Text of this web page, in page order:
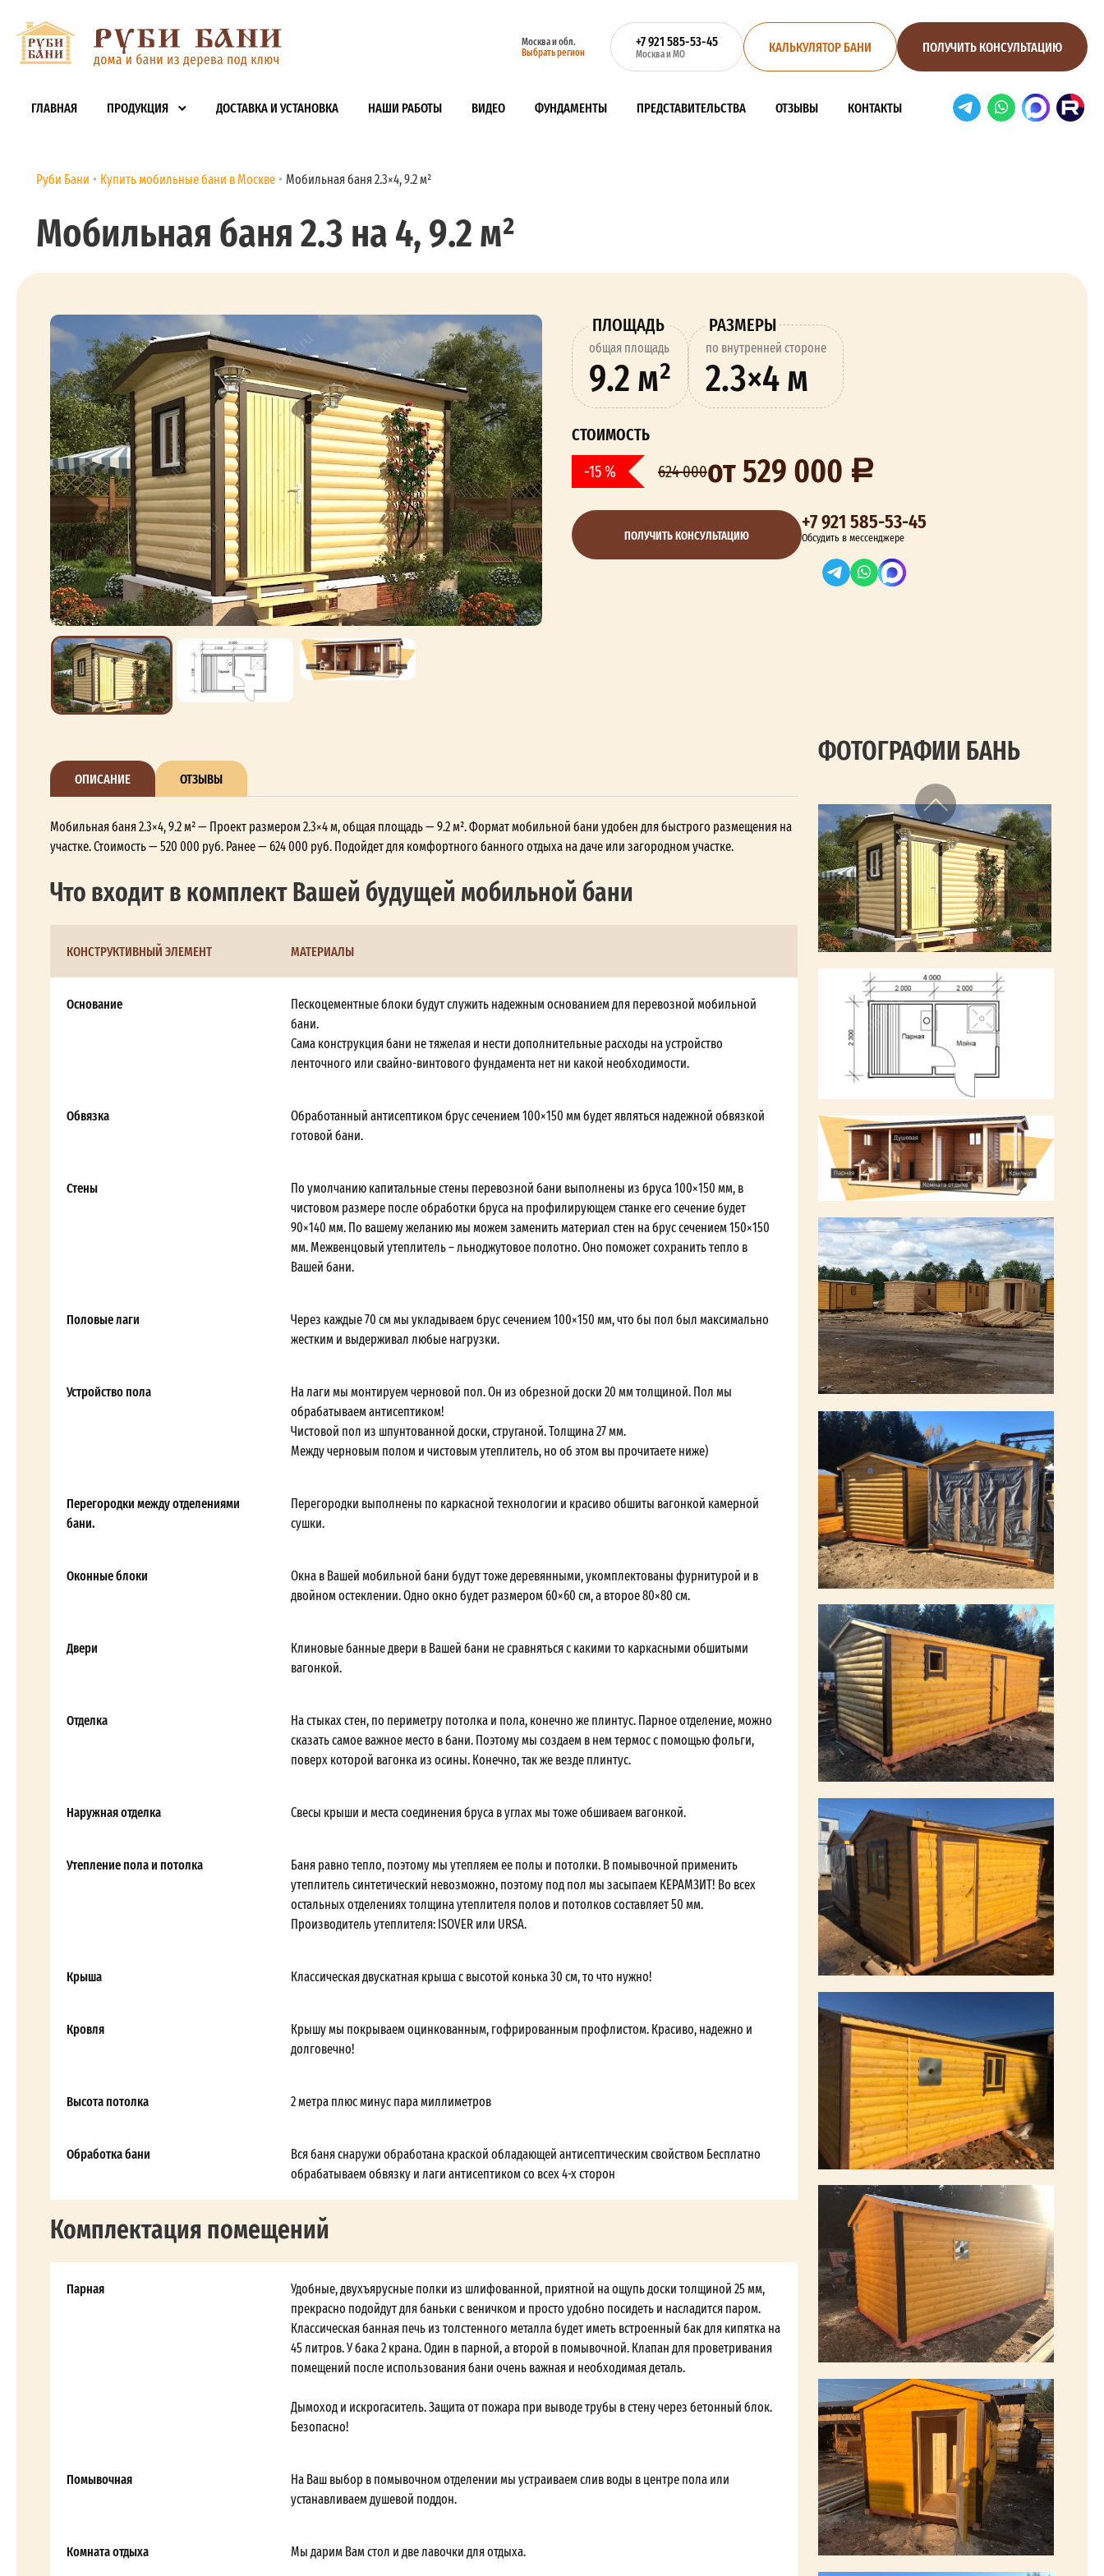
Москва и обл.
Выбрать регион
+7 921 585-53-45
Москва и МО КАЛЬКУЛЯТОР БАНИ ПОЛУЧИТЬ КОНСУЛЬТАЦИЮ
ГЛАВНАЯ ПРОДУКЦИЯ ДОСТАВКА И УСТАНОВКА НАШИ РАБОТЫ ВИДЕО ФУНДАМЕНТЫ ПРЕДСТАВИТЕЛЬСТВА ОТЗЫВЫ КОНТАКТЫ
Руби Бани Купить мобильные бани в Москве Мобильная баня 2.3×4, 9.2 м²
Мобильная баня 2.3 на 4, 9.2 м²
ПЛОЩАДЬ
oбщая площадь
9.2 м²
РАЗМЕРЫ
по внутренней стороне
2.3×4 м
СТОИМОСТЬ
-15 % 624 000от 529 000
ПОЛУЧИТЬ КОНСУЛЬТАЦИЮ +7 921 585-53-45
Обсудить в мессенджере
ОПИСАНИЕ ОТЗЫВЫ
Мобильная баня 2.3×4, 9.2 м² — Проект размером 2.3×4 м, общая площадь — 9.2 м². Формат мобильной бани удобен для быстрого размещения на
участке. Стоимость — 520 000 руб. Ранее — 624 000 руб. Подойдет для комфортного банного отдыха на даче или загородном участке.
Что входит в комплект Вашей будущей мобильной бани
КОНСТРУКТИВНЫЙ ЭЛЕМЕНТ МАТЕРИАЛЫ
Основание
Пескоцементные блоки будут служить надежным основанием для перевозной мобильной
бани.
Сама конструкция бани не тяжелая и нести дополнительные расходы на устройство
ленточного или свайно-винтового фундамента нет ни какой необходимости.
Обвязка
Обработанный антисептиком брус сечением 100×150 мм будет являться надежной обвязкой
готовой бани.
Стены
По умолчанию капитальные стены перевозной бани выполнены из бруса 100×150 мм, в
чистовом размере после обработки бруса на профилирующем станке его сечение будет
90×140 мм. По вашему желанию мы можем заменить материал стен на брус сечением 150×150
мм. Межвенцовый утеплитель – льноджутовое полотно. Оно поможет сохранить тепло в
Вашей бани.
Половые лаги
Через каждые 70 см мы укладываем брус сечением 100×150 мм, что бы пол был максимально
жестким и выдерживал любые нагрузки.
Устройство пола
На лаги мы монтируем черновой пол. Он из обрезной доски 20 мм толщиной. Пол мы
обрабатываем антисептиком!
Чистовой пол из шпунтованной доски, струганой. Толщина 27 мм.
Между черновым полом и чистовым утеплитель, но об этом вы прочитаете ниже)
Перегородки между отделениями
бани.
Перегородки выполнены по каркасной технологии и красиво обшиты вагонкой камерной
сушки.
Оконные блоки
Окна в Вашей мобильной бани будут тоже деревянными, укомплектованы фурнитурой и в
двойном остеклении. Одно окно будет размером 60×60 см, а второе 80×80 см.
Двери
Клиновые банные двери в Вашей бани не сравняться с какими то каркасными обшитыми
вагонкой.
Отделка
На стыках стен, по периметру потолка и пола, конечно же плинтус. Парное отделение, можно
сказать самое важное место в бани. Поэтому мы создаем в нем термос с помощью фольги,
поверх которой вагонка из осины. Конечно, так же везде плинтус.
Наружная отделка Свесы крыши и места соединения бруса в углах мы тоже обшиваем вагонкой.
Утепление пола и потолка
Баня равно тепло, поэтому мы утепляем ее полы и потолки. В помывочной применить
утеплитель синтетический невозможно, поэтому под пол мы засыпаем КЕРАМЗИТ! Во всех
остальных отделениях толщина утеплителя полов и потолков составляет 50 мм.
Производитель утеплителя: ISOVER или URSA.
Крыша Классическая двускатная крыша с высотой конька 30 см, то что нужно!
Кровля
Крышу мы покрываем оцинкованным, гофрированным профлистом. Красиво, надежно и
долговечно!
Высота потолка 2 метра плюс минус пара миллиметров
Обработка бани
Вся баня снаружи обработана краской обладающей антисептическим свойством Бесплатно
обрабатываем обвязку и лаги антисептиком со всех 4-х сторон
Комплектация помещений
Парная
Удобные, двухъярусные полки из шлифованной, приятной на ощупь доски толщиной 25 мм,
прекрасно подойдут для баньки с веничком и просто удобно посидеть и насладится паром.
Классическая банная печь из толстенного металла будет иметь встроенный бак для кипятка на
45 литров. У бака 2 крана. Один в парной, а второй в помывочной. Клапан для проветривания
помещений после использования бани очень важная и необходимая деталь.
Дымоход и искрогаситель. Защита от пожара при выводе трубы в стену через бетонный блок.
Безопасно!
Помывочная
На Ваш выбор в помывочном отделении мы устраиваем слив воды в центре пола или
устанавливаем душевой поддон.
Комната отдыха Мы дарим Вам стол и две лавочки для отдыха.
ФОТОГРАФИИ БАНЬ